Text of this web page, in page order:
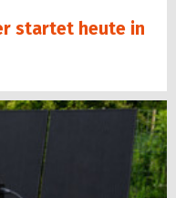
startet heu­te in